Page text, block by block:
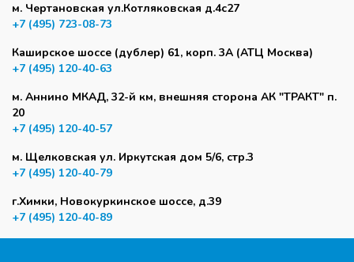
м. Чертановская ул.Котляковская д.4с27
+7 (495) 723-08-73
Каширское шоссе (дублер) 61, корп. 3А (АТЦ Москва)
+7 (495) 120-40-63
м. Аннино МКАД, 32-й км, внешняя сторона АК "ТРАКТ" п.
20
+7 (495) 120-40-57
м. Щелковская ул. Иркутская дом 5/6, стр.3
+7 (495) 120-40-79
г.Химки, Новокуркинское шоссе, д.39
+7 (495) 120-40-89